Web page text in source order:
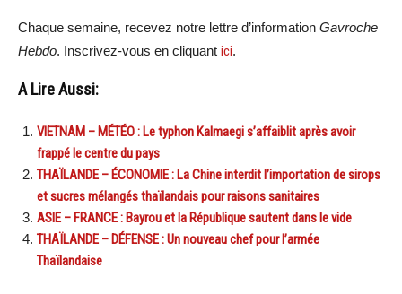
Chaque semaine, recevez notre lettre d’information Gavroche
Hebdo. Inscrivez-vous en cliquant ici.
A Lire Aussi:
VIETNAM – MÉTÉO : Le typhon Kalmaegi s’affaiblit après avoir
frappé le centre du pays
THAÏLANDE – ÉCONOMIE : La Chine interdit l’importation de sirops
et sucres mélangés thaïlandais pour raisons sanitaires
ASIE – FRANCE : Bayrou et la République sautent dans le vide
THAÏLANDE – DÉFENSE : Un nouveau chef pour l’armée
Thaïlandaise